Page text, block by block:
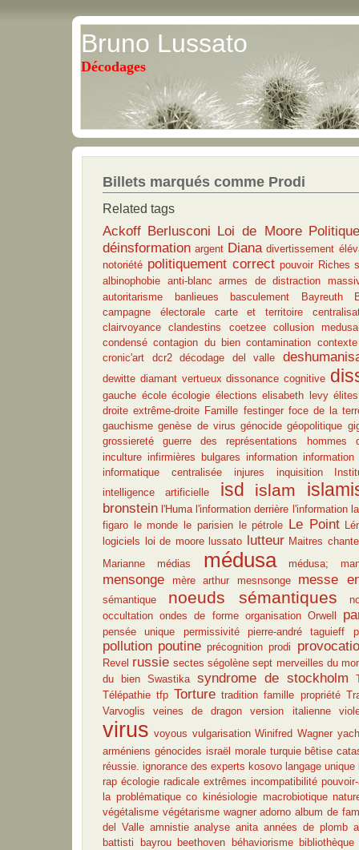
Bruno Lussato
Décodages
Billets marqués comme Prodi
Related tags
Ackoff Berlusconi Loi de Moore Politique
déinsformation argent Diana divertissement
notoriété politiquement correct pouvoir Riches
albinophobie anti-blanc armes de distraction
autoritarisme
banlieues basculement Bayreuth
campagne électorale
carte et territoire
clairvoyance
clandestins coetzee
collusion
condensé contagion du bien contamination contexte
cronic'art
dcr2 décodage del valle
dewitte diamant vertueux dissonance cognitive
gauche école écologie élections elisabeth levy élites
droite extrême-droite Famille festinger foce de la
gauchisme genèse de virus génocide géopolitique
grossiereté
guerre des représentations
hommes
inculture infirmières bulgares information information
informatique centralisée
injures inquisition
intelligence artificielle
isd islam
bronstein l'Huma l'information derrière l'information
figaro
le monde le parisien le pétrole Le Point
logiciels
loi de moore lussato lutteur Maitres
Marianne
médias médusa médusa;
mensonge mère arthur mesnsonge messe
sémantique noeuds sémantiques
occultation ondes de forme organisation Orwell
pensée unique permissivité pierre-andré taguieff
pollution poutine précognition prodi
Revel russie sectes ségolène sept merveilles du
du bien Swastika syndrome de stockholm
Télépathie tfp Torture tradition famille propriété
Varvoglis
veines de dragon version italienne
virus voyous vulgarisation Winifred Wagner
arméniens génocides israël morale turquie bêtise
réussie. ignorance des experts kosovo langage unique
rap écologie radicale extrêmes incompatibilité
la problématique co kinésiologie macrobiotique
végétalisme végétarisme wagner adorno album de
del Valle amnistie analyse anita années de plomb
battisti
bayrou beethoven béhaviorisme